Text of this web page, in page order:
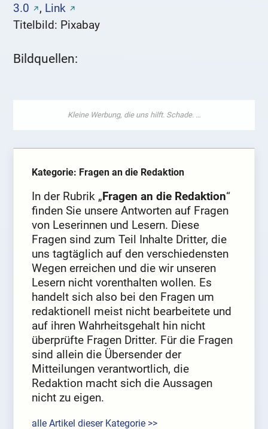
3.0
, Link
Titelbild: Pixabay
Bildquellen:
Kategorie: Fragen an die Redaktion
In der Rubrik „Fragen an die Redaktion“
finden Sie unsere Antworten auf Fragen
von Leserinnen und Lesern. Diese
Fragen sind zum Teil Inhalte Dritter, die
uns tagtäglich auf den verschiedensten
Wegen erreichen und die wir unseren
Lesern nicht vorenthalten wollen. Es
handelt sich also bei den Fragen um
redaktionell meist nicht bearbeitete und
auf ihren Wahrheitsgehalt hin nicht
überprüfte Fragen Dritter. Für die Fragen
sind allein die Übersender der
Mitteilungen verantwortlich, die
Redaktion macht sich die Aussagen
nicht zu eigen.
alle Artikel dieser Kategorie >>